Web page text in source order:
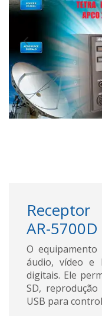
Previous
AR-
O equipamento
áudio, vídeo e
digitais. Ele
SD,
USB para